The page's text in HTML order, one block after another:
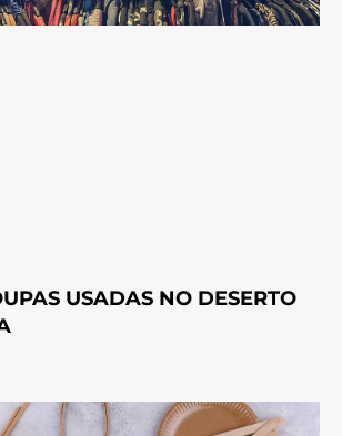
USADAS NO DESERTO